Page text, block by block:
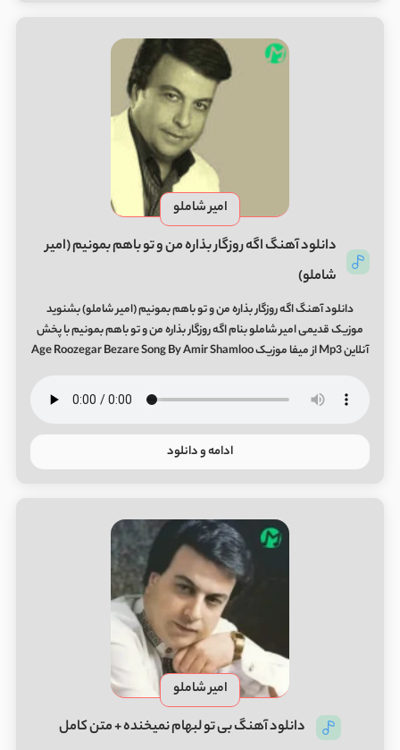
امیر شاملو
دانلود آهنگ اگه روزگار بذاره من و تو باهم بمونیم (امیر
شاملو)
دانلود آهنگ اگه روزگار بذاره من و تو باهم بمونیم (امیر شاملو) بشنوید
موزیک قدیمی امیر شاملو بنام اگه روزگار بذاره من و تو باهم بمونیم با پخش
آنلاین Mp3 از میفا موزیک Age Roozegar Bezare Song By Amir Shamloo
ادامه و دانلود
امیر شاملو
دانلود آهنگ بی تو لبهام نمیخنده + متن کامل